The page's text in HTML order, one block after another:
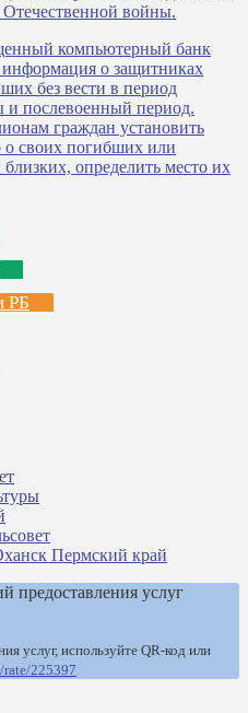
РБ
Пермский край
предоставления услуг
услуг, используйте QR-код или
rate/225397